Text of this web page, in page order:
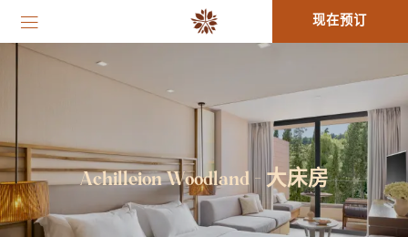
现在预订
Achilleion Woodland - 大床房